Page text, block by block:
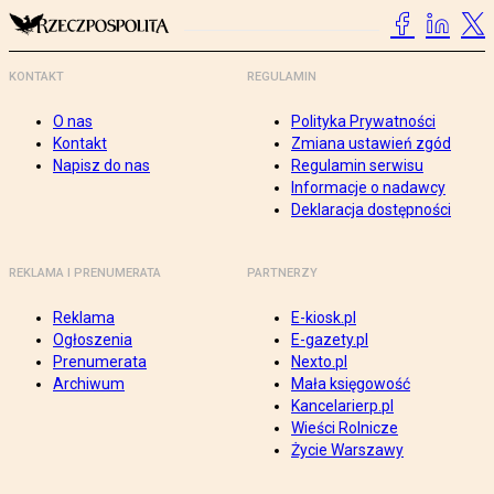
KONTAKT
O nas
Kontakt
Napisz do nas
REGULAMIN
Polityka Prywatności
Zmiana ustawień zgód
Regulamin serwisu
Informacje o nadawcy
Deklaracja dostępności
REKLAMA I PRENUMERATA
Reklama
Ogłoszenia
Prenumerata
Archiwum
PARTNERZY
E-kiosk.pl
E-gazety.pl
Nexto.pl
Mała księgowość
Kancelarierp.pl
Wieści Rolnicze
Życie Warszawy